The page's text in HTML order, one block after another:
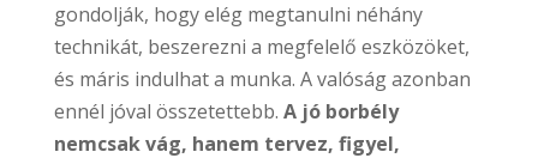
gondolják, hogy elég megtanulni néhány
technikát, beszerezni a megfelelő eszközöket,
és máris indulhat a munka. A valóság azonban
ennél jóval összetettebb. A jó borbély
nemcsak vág, hanem tervez, figyel,